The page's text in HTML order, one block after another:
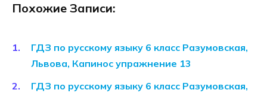
Похожие Записи:
ГДЗ по русскому языку 6 класс Разумовская,
Львова, Капинос упражнение 13
ГДЗ по русскому языку 6 класс Разумовская,